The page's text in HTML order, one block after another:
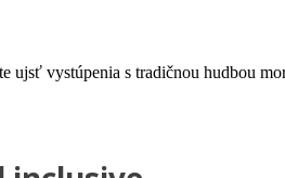
ujsť vystúpenia s tradičnou hudbou